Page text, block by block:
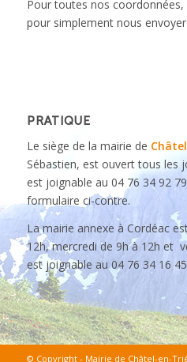
Pour toutes nos
pour simplement nous
PRATIQUE
Le siège de la mairie de
Sébastien, est ouvert tous les
est joignable au 04 76 34 92
formulaire ci-contre.
La mairie annexe à Cordéac
12h, mercredi de 9h à 12h et
est joignable au 04 76 34 16
© Copyright - Mairie de Châtel-en-